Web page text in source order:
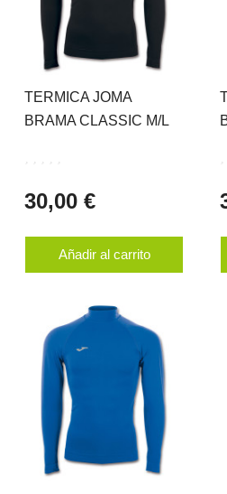
TERMICA JOMA
BRAMA CLASSIC M/L
30,00 €
Añadir al carrito